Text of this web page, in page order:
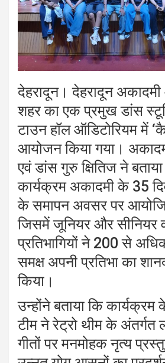
देहरादून। देहरादून
शहर का एक प्रमुख डांस
टाउन हॉल ऑडिटोरियम में
आयोजन किया गया।
एवं डांस गुरु क्षितिज ने
कार्यक्रम अकादमी के 35
के समापन अवसर पर
जिसमें जूनियर और सीनियर
प्रतिभागियों ने 200 से
समक्ष अपनी प्रतिभा का
किया।
उन्होंने बताया कि कार्यक्रम
टीम ने रेट्रो थीम के अंतर्गत
गीतों पर मनमोहक नृत्य